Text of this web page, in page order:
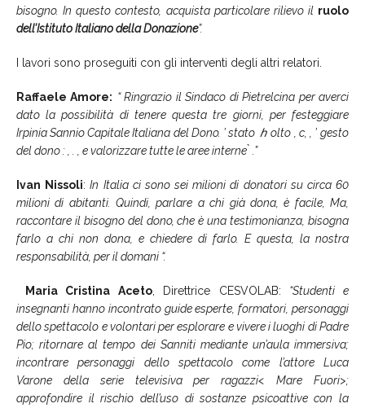
bisogno. In questo contesto, acquista particolare rilievo il ruolo
dell’Istituto Italiano della Donazione”.
I lavori sono proseguiti con gli interventi degli altri relatori.
Raffaele Amore: “ Ringrazio il Sindaco di Pietrelcina per averci
dato la possibilità di tenere questa tre giorni, per festeggiare
Irpinia Sannio Capitale Italiana del Dono. ’ stato ℎ olto , c, ’ gesto
del dono : , e valorizzare tutte le aree interne .”
Ivan Nissoli: In Italia ci sono sei milioni di donatori su circa 60
milioni di abitanti. Quindi, parlare a chi già dona, è facile, Ma,
raccontare il bisogno del dono, che è una testimonianza, bisogna
farlo a chi non dona, e chiedere di farlo. E questa, la nostra
responsabilità, per il domani “.
Maria Cristina Aceto, Direttrice CESVOLAB: “Studenti e
insegnanti hanno incontrato guide esperte, formatori, personaggi
dello spettacolo e volontari per esplorare e vivere i luoghi di Padre
Pio; ritornare al tempo dei Sanniti mediante un’aula immersiva;
incontrare personaggi dello spettacolo come l’attore Luca
Varone della serie televisiva per ragazzi< Mare Fuori>;
approfondire il rischio dell’uso di sostanze psicoattive con la